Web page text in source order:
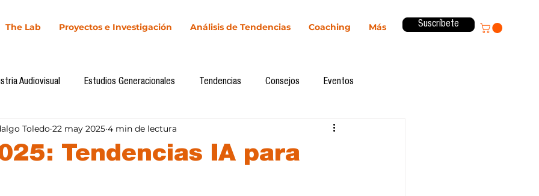
The Lab Proyectos e Investigación Análisis de Tendencias Coaching Más Suscríbete
Audiovisual Estudios Generacionales Tendencias Consejos Eventos
Cultura Digital Comunicación y Sociedad Innovación
Tendencias IA para
Toledo 22 may 2025 4 min de lectura